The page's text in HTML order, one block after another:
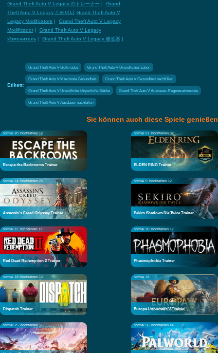
Grand Theft Auto V Legacy のトレーナー |
Grand
Theft Auto V Legacy 트레이너 Grand Theft Auto V
Legacy Modificatore |
Grand Theft Auto V Legacy
Modificador |
Grand Theft Auto V Legacy
Изменитель | Grand Theft Auto V Legacy 修改器 |
Etikett:
Grand Theft Auto V Gottmodus Grand Theft Auto V Unendliches Leben
Grand Theft Auto V Maximale Gesundheit Grand Theft Auto V Gesundheit nachfüllen
Grand Theft Auto V Unendliche körperliche Stärke Grand Theft Auto V Ausdauer-Regenerationsrate
Grand Theft Auto V Ausdauer nachfüllen
Sie können auch diese Spiele genießen
normal 20 hochfahren 12
Escape the Backrooms Trainer
normal 51 hochfahren 32
ELDEN RING Trainer
normal 14 hochfahren 24
Assassin's Creed Odyssey Trainer
normal 9 hochfahren 12
Sekiro Shadows Die Twice Trainer
normal 11 hochfahren 12
Red Dead Redemption 2 Trainer
normal 20 hochfahren 17
Phasmophobia Trainer
normal 18 hochfahren 13
Dispatch Trainer
normal 33
Europa Universalis V Trainer
normal 25 hochfahren 51 normal 56 hochfahren 44